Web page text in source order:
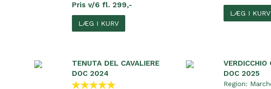
Pris v/6 fl. 299,-
LÆG I KURV
LÆG I KURV
TENUTA DEL CAVALIERE
DOC 2024
VERDICCHIO
DOC 2025
Region: